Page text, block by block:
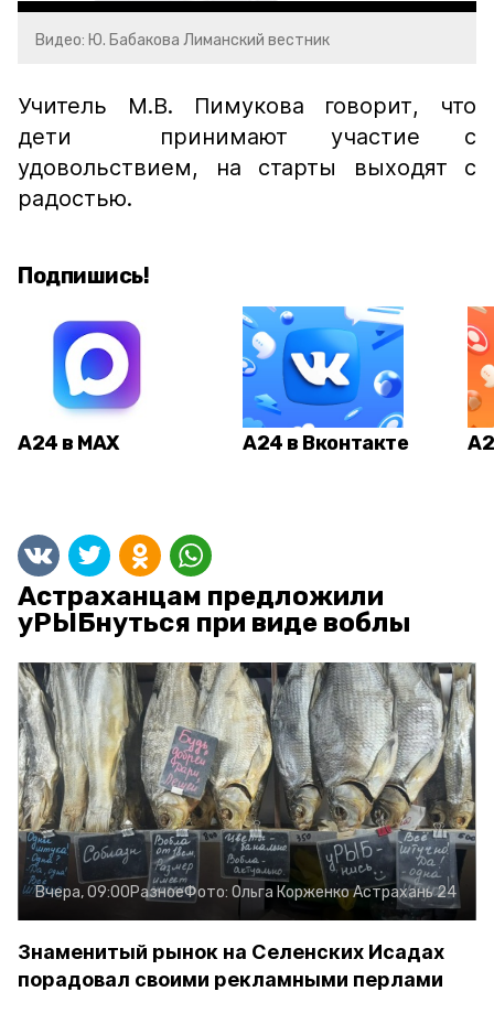
Видео: Ю. Бабакова Лиманский вестник
Учитель М.В. Пимукова говорит, что
дети принимают участие с
удовольствием, на старты выходят с
радостью.
Подпишись!
А24 в MAX А24 в Вконтакте
Астраханцам предложили
уРЫБнуться при виде воблы
Вчера, 09:00РазноеФото: Ольга КорженкоАстрахань 24
Знаменитый рынок на Селенских Исадах
порадовал своими рекламными перлами